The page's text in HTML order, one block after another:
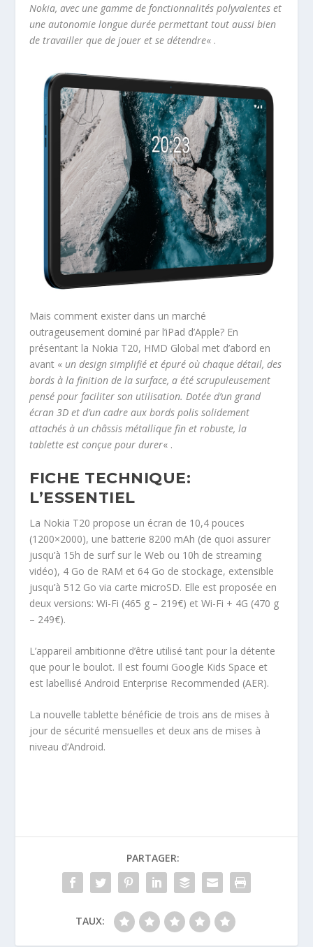
Nokia, avec une gamme de fonctionnalités polyvalentes et
une autonomie longue durée permettant tout aussi bien
de travailler que de jouer et se détendre« .
Mais comment exister dans un marché
outrageusement dominé par l’iPad d’Apple? En
présentant la Nokia T20, HMD Global met d’abord en
avant « un design simplifié et épuré où chaque détail, des
bords à la finition de la surface, a été scrupuleusement
pensé pour faciliter son utilisation. Dotée d’un grand
écran 3D et d’un cadre aux bords polis solidement
attachés à un châssis métallique fin et robuste, la
tablette est conçue pour durer« .
FICHE TECHNIQUE:
L’ESSENTIEL
La Nokia T20 propose un écran de 10,4 pouces
(1200×2000), une batterie 8200 mAh (de quoi assurer
jusqu’à 15h de surf sur le Web ou 10h de streaming
vidéo), 4 Go de RAM et 64 Go de stockage, extensible
jusqu’à 512 Go via carte microSD. Elle est proposée en
deux versions: Wi-Fi (465 g – 219€) et Wi-Fi + 4G (470 g
– 249€).
L’appareil ambitionne d’être utilisé tant pour la détente
que pour le boulot. Il est fourni Google Kids Space et
est labellisé Android Enterprise Recommended (AER).
La nouvelle tablette bénéficie de trois ans de mises à
jour de sécurité mensuelles et deux ans de mises à
niveau d’Android.
PARTAGER:
TAUX: